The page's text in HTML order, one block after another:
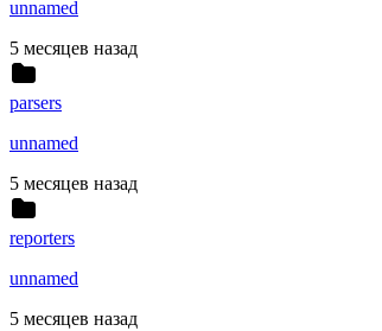
unnamed
5 месяцев назад
parsers
unnamed
5 месяцев назад
reporters
unnamed
5 месяцев назад